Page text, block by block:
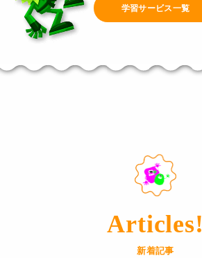
学習サービス一覧
Articles!
新着記事